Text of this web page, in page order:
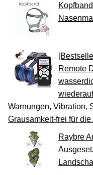
Remote
Warnungen, Vibration,
Grausamkeit-frei für
Raybre